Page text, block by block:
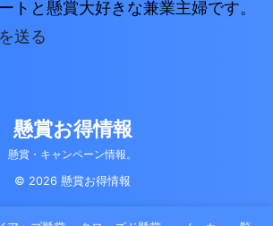
トと懸賞大好きな兼業主婦です。
送る
懸賞お得情報
懸賞・キャンペーン情報。
© 2026 懸賞お得情報